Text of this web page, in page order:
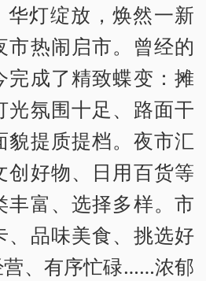
华灯绽放，焕然一新
市热闹启市。曾经的
完成了精致蝶变：摊
光氛围十足、路面干
貌提质提档。夜市汇
创好物、日用百货等
丰富、选择多样。市
、品味美食、挑选好
、有序忙碌……浓郁